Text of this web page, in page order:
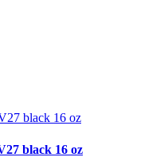
black 16 oz